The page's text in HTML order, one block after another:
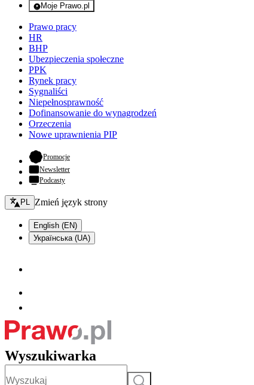
Moje Prawo.pl
- rejestracja i logowanie do serwisu
Prawo pracy
HR
BHP
Ubezpieczenia społeczne
PPK
Rynek pracy
Sygnaliści
Niepełnosprawność
Dofinansowanie do wynagrodzeń
Orzeczenia
Nowe uprawnienia PIP
Promocje- otwiera się w nowej karcie
Newsletter
Podcasty
Zmień język - bieżący:
PL Zmień język strony
English (EN)
Українська (UA)
Wyszukiwarka
Szukaj